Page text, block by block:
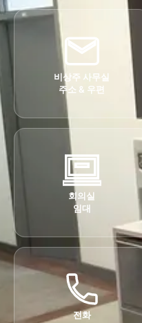
비상주 사무실
주소 & 우편
회의실
임대
전화